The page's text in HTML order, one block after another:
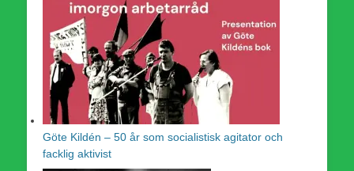
Göte Kildén – 50 år som socialistisk agitator och
facklig aktivist